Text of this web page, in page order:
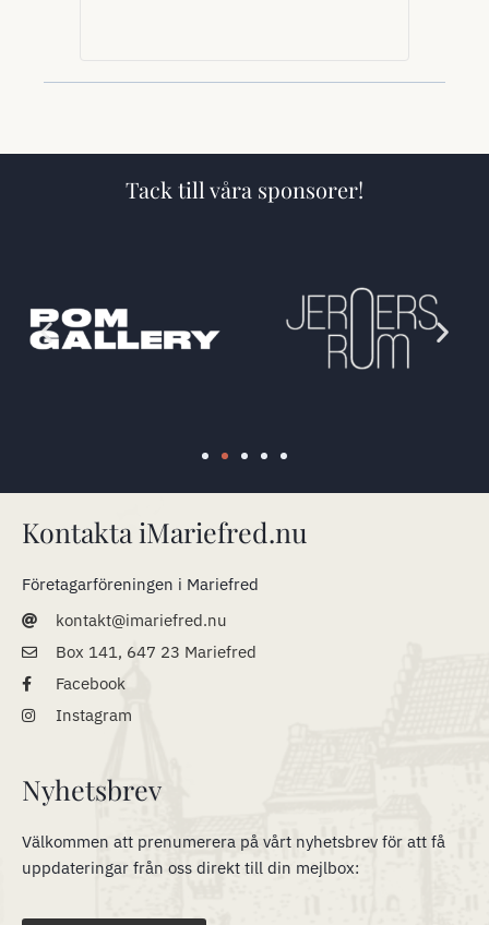
Tack till våra sponsorer!
Kontakta iMariefred.nu
Företagarföreningen i Mariefred
kontakt@imariefred.nu
Box 141, 647 23 Mariefred
Facebook
Instagram
Nyhetsbrev
Välkommen att prenumerera på vårt nyhetsbrev för att få
uppdateringar från oss direkt till din mejlbox: